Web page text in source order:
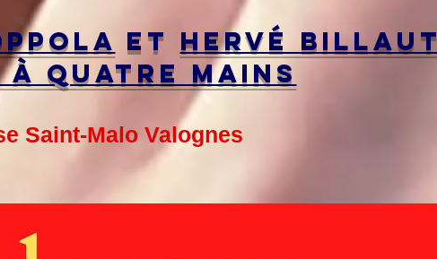
et hervé Billaut
à quatre mains
Saint-Malo Valognes